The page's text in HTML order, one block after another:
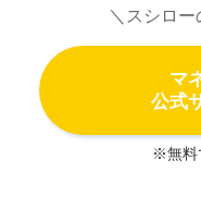
＼スシロ
マ
公式
※無料